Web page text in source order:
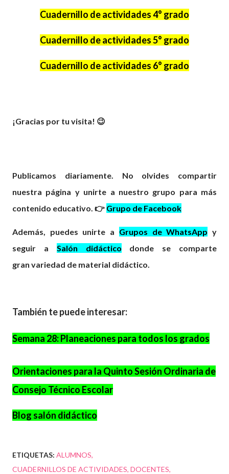
Cuadernillo de actividades 4° grado
Cuadernillo de actividades 5° grado
Cuadernillo de actividades 6° grado
¡Gracias por tu visita! 😉
Publicamos diariamente. No olvides compartir
nuestra página y unirte a nuestro grupo para más
contenido educativo. 👉 Grupo de Facebook
Además, puedes unirte a Grupos de WhatsApp y
seguir a Salón didáctico
donde se comparte
gran variedad de material didáctico.
También te puede interesar:
Semana 28: Planeaciones para todos los grados
Orientaciones para la Quinto Sesión Ordinaria de
Consejo Técnico Escolar
Blog salón didáctico
ETIQUETAS: ALUMNOS
CUADERNILLOS DE ACTIVIDADES DOCENTES